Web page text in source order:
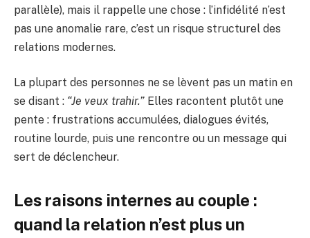
parallèle), mais il rappelle une chose : l’infidélité n’est
pas une anomalie rare, c’est un risque structurel des
relations modernes.
La plupart des personnes ne se lèvent pas un matin en
se disant : “Je veux trahir.” Elles racontent plutôt une
pente : frustrations accumulées, dialogues évités,
routine lourde, puis une rencontre ou un message qui
sert de déclencheur.
Les raisons internes au couple :
quand la relation n’est plus un